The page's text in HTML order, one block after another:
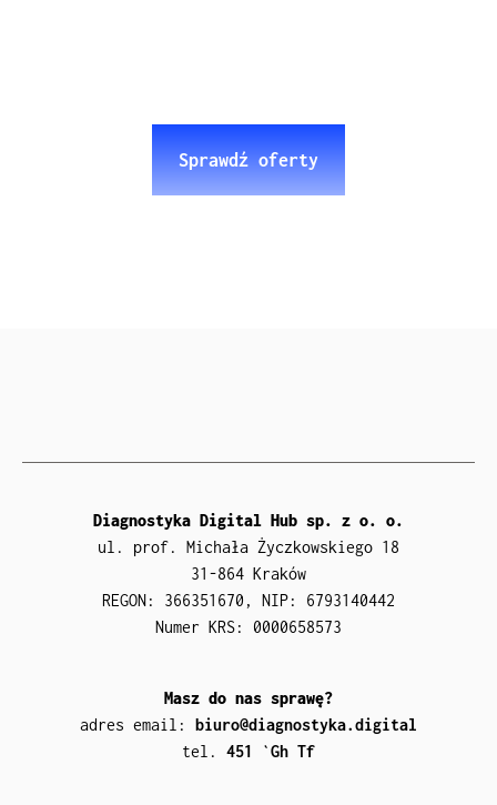
Sprawdź oferty
Diagnostyka Digital Hub sp. z o. o.
ul. prof. Michała Życzkowskiego 18
31-864 Kraków
REGON: 366351670, NIP: 6793140442
Numer KRS: 0000658573
Masz do nas sprawę?
adres email: biuro@diagnostyka.digital
tel.
451 051 06E